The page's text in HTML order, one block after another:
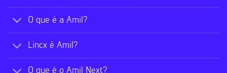
O que é a Amil?
Lincx é Amil?
O que é o Amil Next?